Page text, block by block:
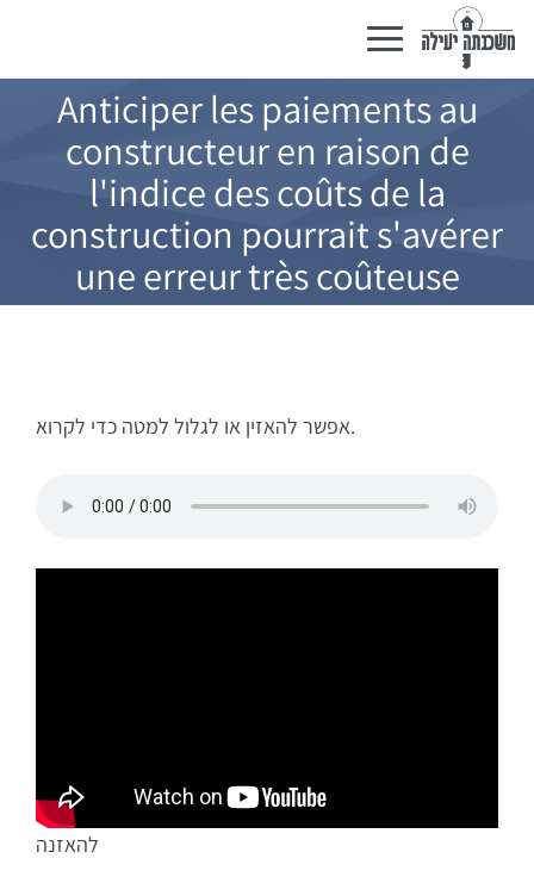
Basculer
la
navigation
Anticiper les paiements au
constructeur en raison de
l'indice des coûts de la
construction pourrait s'avérer
une erreur très coûteuse
אפשר להאזין או לגלול למטה כדי לקרוא.
להאזנה